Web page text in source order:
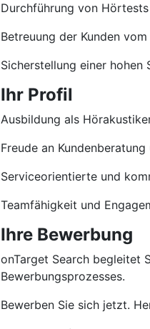
Durchführung von
Betreuung der Kunden
Sicherstellung einer hohen
Ihr Profil
Ausbildung als
Freude an
Serviceorientierte und
Teamfähigkeit und
Ihre Bewerbung
onTarget Search begleitet
Bewerbungsprozesses.
Bewerben Sie sich jetzt.